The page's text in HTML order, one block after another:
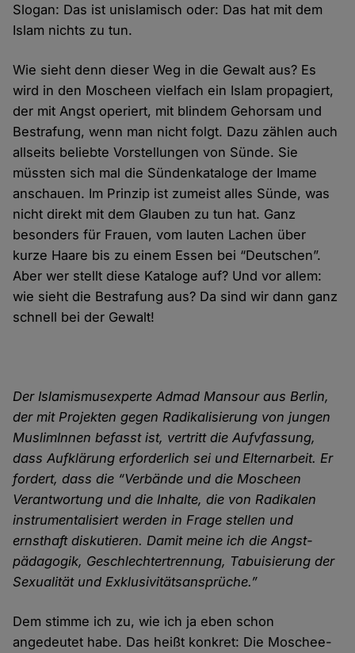
Slogan: Das ist un­islamisch oder: Das hat mit dem
Islam nichts zu tun.
Wie sieht denn dieser Weg in die Gewalt aus? Es
wird in den Moscheen viel­fach ein Islam propagiert,
der mit Angst operiert, mit blindem Gehor­sam und
Bestrafung, wenn man nicht folgt. Dazu zählen auch
allseits beliebte Vor­stellungen von Sünde. Sie
müssten sich mal die Sünden­kataloge der Imame
an­schauen. Im Prinzip ist zumeist alles Sünde, was
nicht direkt mit dem Glauben zu tun hat. Ganz
besonders für Frauen, vom lauten Lachen über
kurze Haare bis zu einem Essen bei “Deutschen”.
Aber wer stellt diese Kataloge auf? Und vor allem:
wie sieht die Bestrafung aus? Da sind wir dann ganz
schnell bei der Gewalt!
Der Islamismusexperte Admad Mansour aus Berlin,
der mit Projekten gegen Radi­kali­sierung von jungen
Muslim­Innen befasst ist, vertritt die Aufvfassung,
dass Auf­klärung erforder­lich sei und Eltern­arbeit. Er
fordert, dass die “Verbände und die Moscheen
Verant­wortung und die Inhalte, die von Radikalen
instrumentalisiert werden in Frage stellen und
ernsthaft diskutieren. Damit meine ich die Angst­
pädagogik, Geschlechter­trennung, Tabuisierung der
Sexualität und Exklusivitäts­ansprüche.”
Dem stimme ich zu, wie ich ja eben schon
angedeutet habe. Das heißt konkret: Die Moschee­